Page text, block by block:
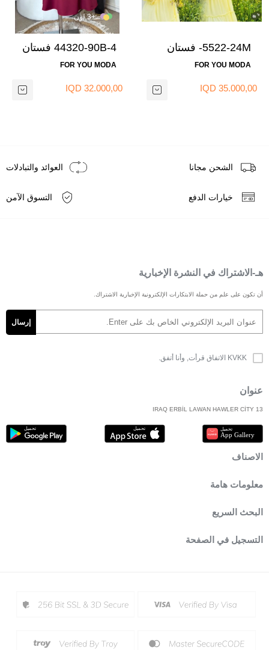
5522-24M- فستان
شيفون -اصفر 4
FOR YOU MODA
35.000,00 IQD
+3 لون
44320-90B-4 فستان
-ماروني
FOR YOU MODA
32.000,00 IQD
الشحن مجانا العوائد والتبادلات
خيارات الدفع التسوق الآمن
هـ-الاشتراك في النشرة الإخبارية
أن تكون على علم من حملة الابتكارات الإلكترونية الإخبارية الاشتراك.
KVKK الاتفاق قرأت, وأنا أتفق.
عنوان
IRAQ ERBİL LAWAN HAWLER CİTY 13
الاصناف
معلومات هامة
البحث السريع
التسجيل في الصفحة